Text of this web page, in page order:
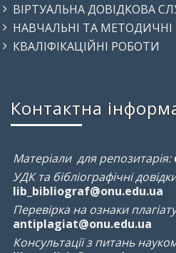
ВІРТУАЛЬНА ДОВІДКОВА
НАВЧАЛЬНІ ТА МЕТОДИЧНІ
КВАЛІФІКАЦІЙНІ РОБОТИ
Контактна
Матеріали для репозитарія:
УДК та бібліографічні
lib_bibliograf@onu.edu.ua
Перевірка на ознаки
antiplagiat@onu.edu.ua
Консультації з питань